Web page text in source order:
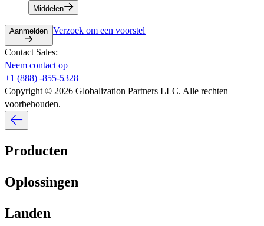
Middelen​​
Aanmelden​​ Verzoek om een voorstel​​
Contact Sales:​​
Neem contact op​​
+1 (888) -855-5328​​
Copyright © 2026 Globalization Partners LLC. Alle rechten
voorbehouden.​​
Producten​​
Oplossingen​​
Landen​​